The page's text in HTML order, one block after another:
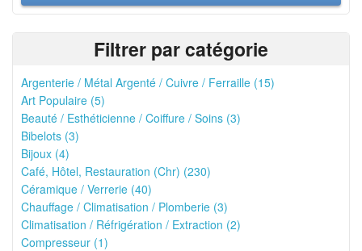
Filtrer par catégorie
Argenterie / Métal Argenté / Cuivre / Ferraille (15)
Art Populaire (5)
Beauté / Esthéticienne / Coiffure / Soins (3)
Bibelots (3)
Bijoux (4)
Café, Hôtel, Restauration (Chr) (230)
Céramique / Verrerie (40)
Chauffage / Climatisation / Plomberie (3)
Climatisation / Réfrigération / Extraction (2)
Compresseur (1)